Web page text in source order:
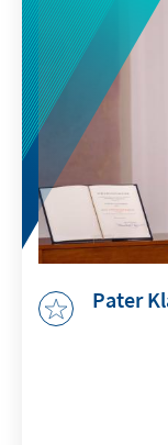
Pater